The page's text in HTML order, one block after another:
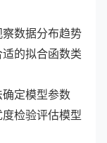
数据分布趋势
的拟合函数类
定模型参数
检验评估模型